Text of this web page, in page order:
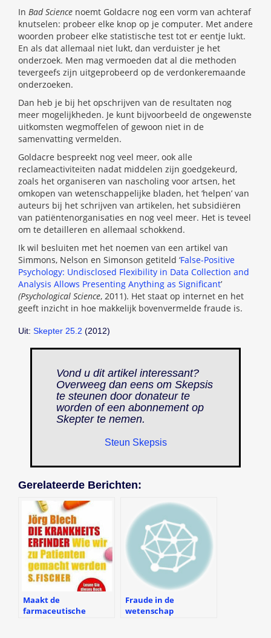
In Bad Science noemt Goldacre nog een vorm van achteraf
knutselen: probeer elke knop op je computer. Met andere
woorden probeer elke statistische test tot er eentje lukt.
En als dat allemaal niet lukt, dan verduister je het
onderzoek. Men mag vermoeden dat al die methoden
tevergeefs zijn uitgeprobeerd op de verdonkeremaande
onderzoeken.
Dan heb je bij het opschrijven van de resultaten nog
meer mogelijkheden. Je kunt bijvoorbeeld de ongewenste
uitkomsten wegmoffelen of gewoon niet in de
samenvatting vermelden.
Goldacre bespreekt nog veel meer, ook alle
reclameactiviteiten nadat middelen zijn goedgekeurd,
zoals het organiseren van nascholing voor artsen, het
omkopen van wetenschappelijke bladen, het ‘helpen’ van
auteurs bij het schrijven van artikelen, het subsidiëren
van patiëntenorganisaties en nog veel meer. Het is teveel
om te detailleren en allemaal schokkend.
Ik wil besluiten met het noemen van een artikel van
Simmons, Nelson en Simonson getiteld ‘False-Positive
Psychology: Undisclosed Flexibility in Data Collection and
Analysis Allows Presenting Anything as Significant’
(Psychological Science, 2011). Het staat op internet en het
geeft inzicht in hoe makkelijk bovenvermelde fraude is.
Uit: Skepter 25.2 (2012)
Vond u dit artikel interessant?
Overweeg dan eens om Skepsis
te steunen door donateur te
worden of een abonnement op
Skepterte nemen.
Steun Skepsis
Gerelateerde Berichten:
Maakt de
farmaceutische
Fraude in de
wetenschap